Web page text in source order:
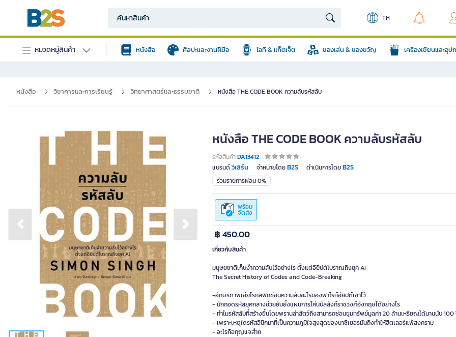
TH
หมวดหมู่สินค้า หนังสือ ศิลปะและงานฝีมือ ไอที & แก็ตเจ็ต ของเล่น & ของขวัญ เครื่องเขียนและอุ
หนังสือ วิชาการและการเรียนรู้ วิทยาศาสตร์และธรรมชาติ หนังสือ THE CODE BOOK ความลับรหัสลับ
Previous slide Next slide
หนังสือ THE CODE BOOK ความลับรหัสลับ
รหัสสินค้าDA13412
แบรนด์วีเลิร์น จำหน่ายโดยB2S ดำเนินการโดยB2S
ร่วมรายการผ่อน 0%
พร้อม
จัดส่ง
฿ 450.00
เกี่ยวกับสินค้า
มนุษยชาติเก็บงำความลับไว้อย่างไร ตั้งแต่อียิปต์โบราณถึงยุค AI
The Secret History of Codes and Code-Breaking
-อักษรภาพเฮียโรกลิฟิกซ่อนความลับอะไรของฟาโรห์อียิปต์เอาไว้
- นักถอดรหัสยุคกลางช่วยยับยั้งแผนการโค่นบัลลังก์ราชวงศ์อังกฤษได้อย่างไร
- ทำไมรหัสลับที่สร้างขึ้นโดยพรานล่าสัตว์ถึงสามารถซ่อนขุมทรัพย์มูลค่า 20 ล้านเหรียญได้นานนับ 100
- เพราะเหตุใดรหัสอีนิกมาที่เป็นความภูมิใจสูงสุดของนาซีเยอรมันถึงทำให้ฮิตเลอร์แพ้สงคราม
- อะไรคือกุญแจสำค